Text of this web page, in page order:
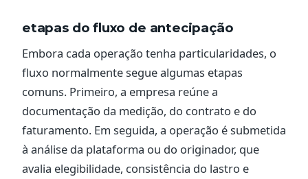
etapas do fluxo de antecipação
Embora cada operação tenha particularidades, o
fluxo normalmente segue algumas etapas
comuns. Primeiro, a empresa reúne a
documentação da medição, do contrato e do
faturamento. Em seguida, a operação é submetida
à análise da plataforma ou do originador, que
avalia elegibilidade, consistência do lastro e